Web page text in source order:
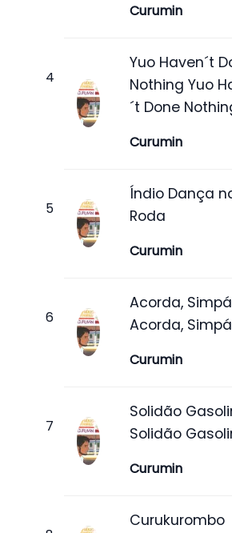
Curumin
Yuo Haven´t
Nothing Yuo
´t Done
Curumin
Índio Dança
Roda
Curumin
Acorda,
Acorda,
Curumin
Solidão
Solidão
Curumin
Curukurombo